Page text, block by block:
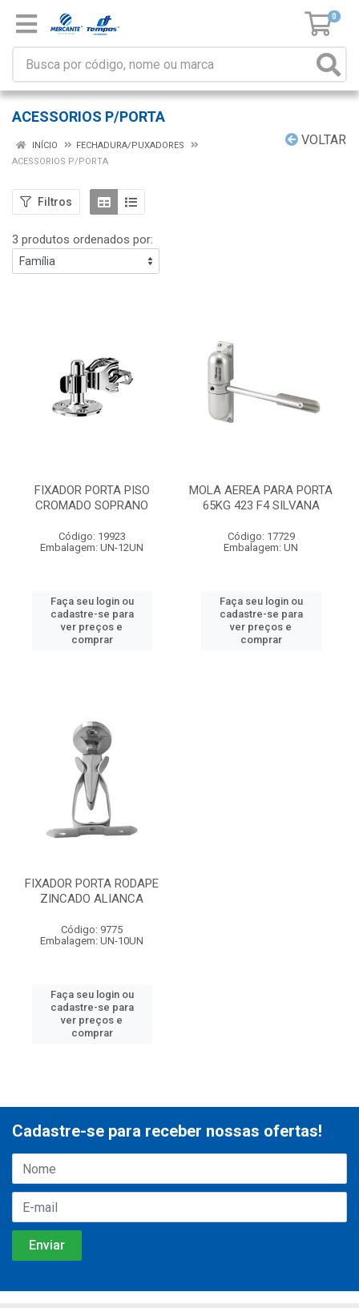
0
ACESSORIOS P/PORTA
VOLTAR
INÍCIO
FECHADURA/PUXADORES
ACESSORIOS P/PORTA
Filtros
3 produtos ordenados por:
FIXADOR PORTA PISO
CROMADO SOPRANO
Código: 19923
Embalagem: UN-12UN
Faça seu login ou
cadastre-se para
ver preços e
comprar
MOLA AEREA PARA PORTA
65KG 423 F4 SILVANA
Código: 17729
Embalagem: UN
Faça seu login ou
cadastre-se para
ver preços e
comprar
FIXADOR PORTA RODAPE
ZINCADO ALIANCA
Código: 9775
Embalagem: UN-10UN
Faça seu login ou
cadastre-se para
ver preços e
comprar
Cadastre-se para receber nossas ofertas!